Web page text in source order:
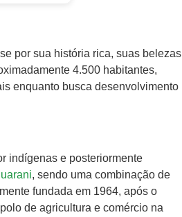
por sua história rica, suas belezas
4.500 habitantes,
enquanto busca desenvolvimento
indígenas e posteriormente
, sendo uma combinação de
fundada em 1964, após o
de agricultura e comércio na